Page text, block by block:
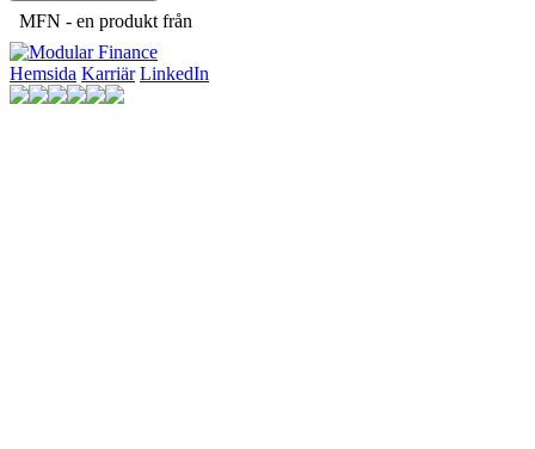
MFN - en produkt från
Hemsida Karriär LinkedIn